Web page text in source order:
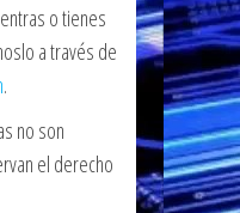
o tienes
a través de
.
no son
el derecho